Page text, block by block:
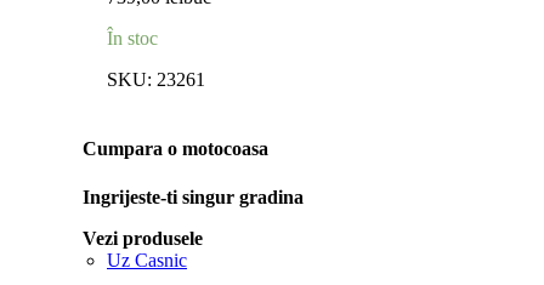
În stoc
SKU: 23261
Cumpara o motocoasa
Ingrijeste-ti singur gradina
Vezi produsele
Uz Casnic